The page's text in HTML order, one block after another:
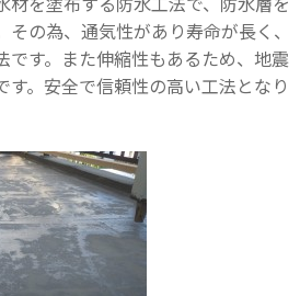
の為、通気性があり寿命が長く、
です。また伸縮性もあるため、地震
す。安全で信頼性の高い工法となり